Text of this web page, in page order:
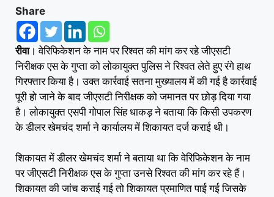
Share
रीवा। वेरिफिकेशन के नाम पर रिश्वत की मांग कर रहे जीएसटी
निरीक्षक एस के गुप्ता को लोकायुक्त पुलिस ने रिश्वत लेते हुए रंगे हाथ
गिरफ्तार किया है। उक्त कार्रवाई सतना मुख्यालय में की गई है कार्रवाई
पूरी हो जाने के बाद जीएसटी निरीक्षक को जमानत पर छोड़ दिया गया
है। लोकायुक्त एसपी गोपाल सिंह धाकड़ ने बताया कि किसी उपकरण
के डीलर खेमचंद शर्मा ने कार्यालय में शिकायत दर्ज कराई थी।
शिकायत में डीलर खेमचंद शर्मा ने बताया था कि वेरिफिकेशन के नाम
पर जीएसटी निरीक्षक एस के गुप्ता उनसे रिश्वत की मांग कर रहे हैं।
शिकायत की जांच कराई गई तो शिकायत प्रमाणित पाई गई जिसके